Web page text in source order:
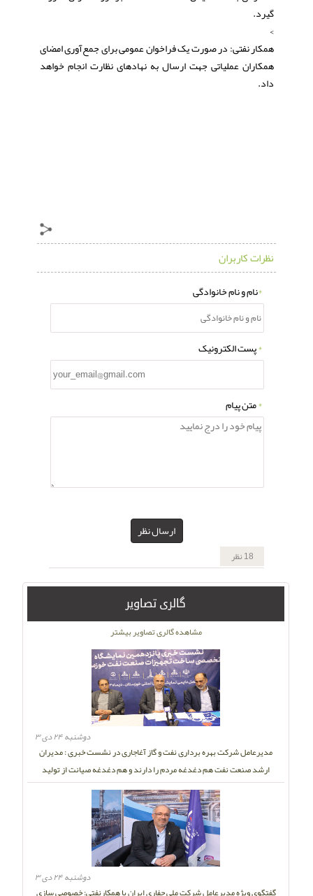
گیرد.
>
همکار نفتی: در صورت یک فراخوان عمومی برای جمع‌آوری امضای
همکاران عملیاتی جهت ارسال به نهادهای نظارت انجام خواهد
داد.
نظرات کاربران
*نام و نام خانوادگی
*پست الکترونیک
*متن پیام
ارسال نظر
18 نظر
گالری تصاویر
گفتگوی ویژه مدیرعامل شرکت ملی حفاری ایران با همکارنفتی: خصوصی سازی
دوشنبه ۲۴ دی ۳
مدیرعامل شرکت بهره برداری نفت و گاز آغاجاری در نشست خبری : مدیران
ارشد صنعت نفت هم دغدغه مردم را دارند و هم دغدغه صیانت از تولید
دوشنبه ۲۴ دی ۳
مشاهده گالری تصاویر بیشتر